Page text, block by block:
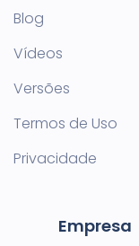
Blog
Vídeos
Versões
Termos de Uso
Privacidade
Empresa